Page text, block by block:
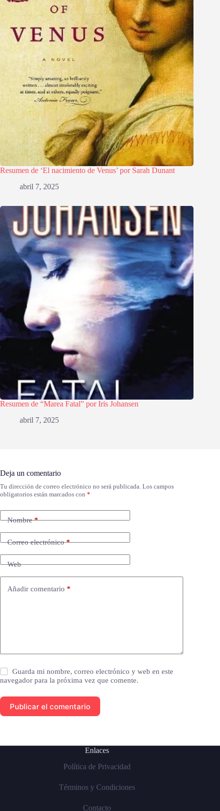
Resumen de ‘El nacimiento de Venus’ por Sarah Dunant
abril 7, 2025
Resumen de “Marea Fatal” por Iris Johansen
abril 7, 2025
Deja un comentario
Tu dirección de correo electrónico no será publicada. Los campos
obligatorios están marcados con *
Nombre*
Correo electrónico*
Web
Añadir comentario *
Guarda mi nombre, correo electrónico y web en este
navegador para la próxima vez que comente.
Publicar el comentario
Enlaces
Política de Privacidad
Términos y Condiciones
Contacto